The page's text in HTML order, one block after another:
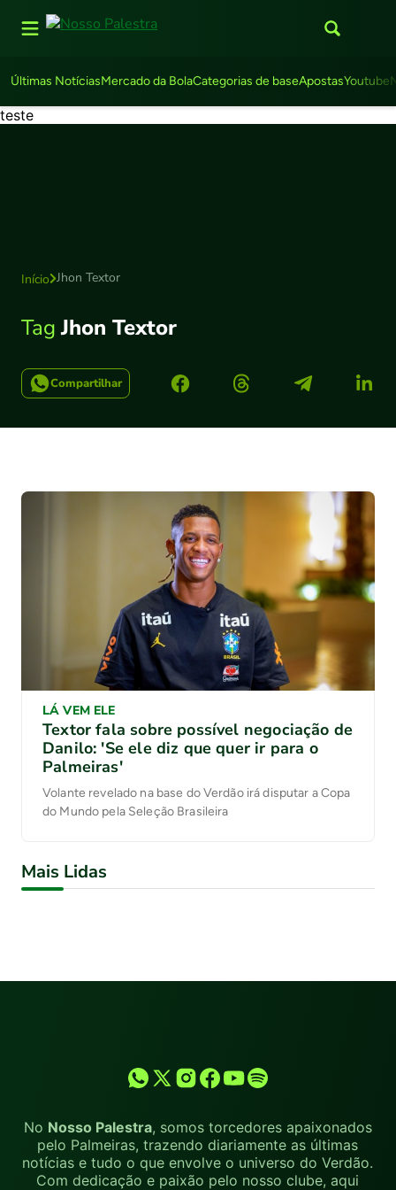
Últimas NotíciasMercado da BolaCategorias de baseApostasYoutube
teste
Início Jhon Textor
TagJhon Textor
Compartilhar
LÁ VEM ELE
Textor fala sobre possível negociação de
Danilo: 'Se ele diz que quer ir para o
Palmeiras'
Volante revelado na base do Verdão irá disputar a Copa
do Mundo pela Seleção Brasileira
Mais Lidas
No Nosso Palestra, somos torcedores apaixonados
pelo Palmeiras, trazendo diariamente as últimas
notícias e tudo o que envolve o universo do Verdão.
Com dedicação e paixão pelo nosso clube, aqui